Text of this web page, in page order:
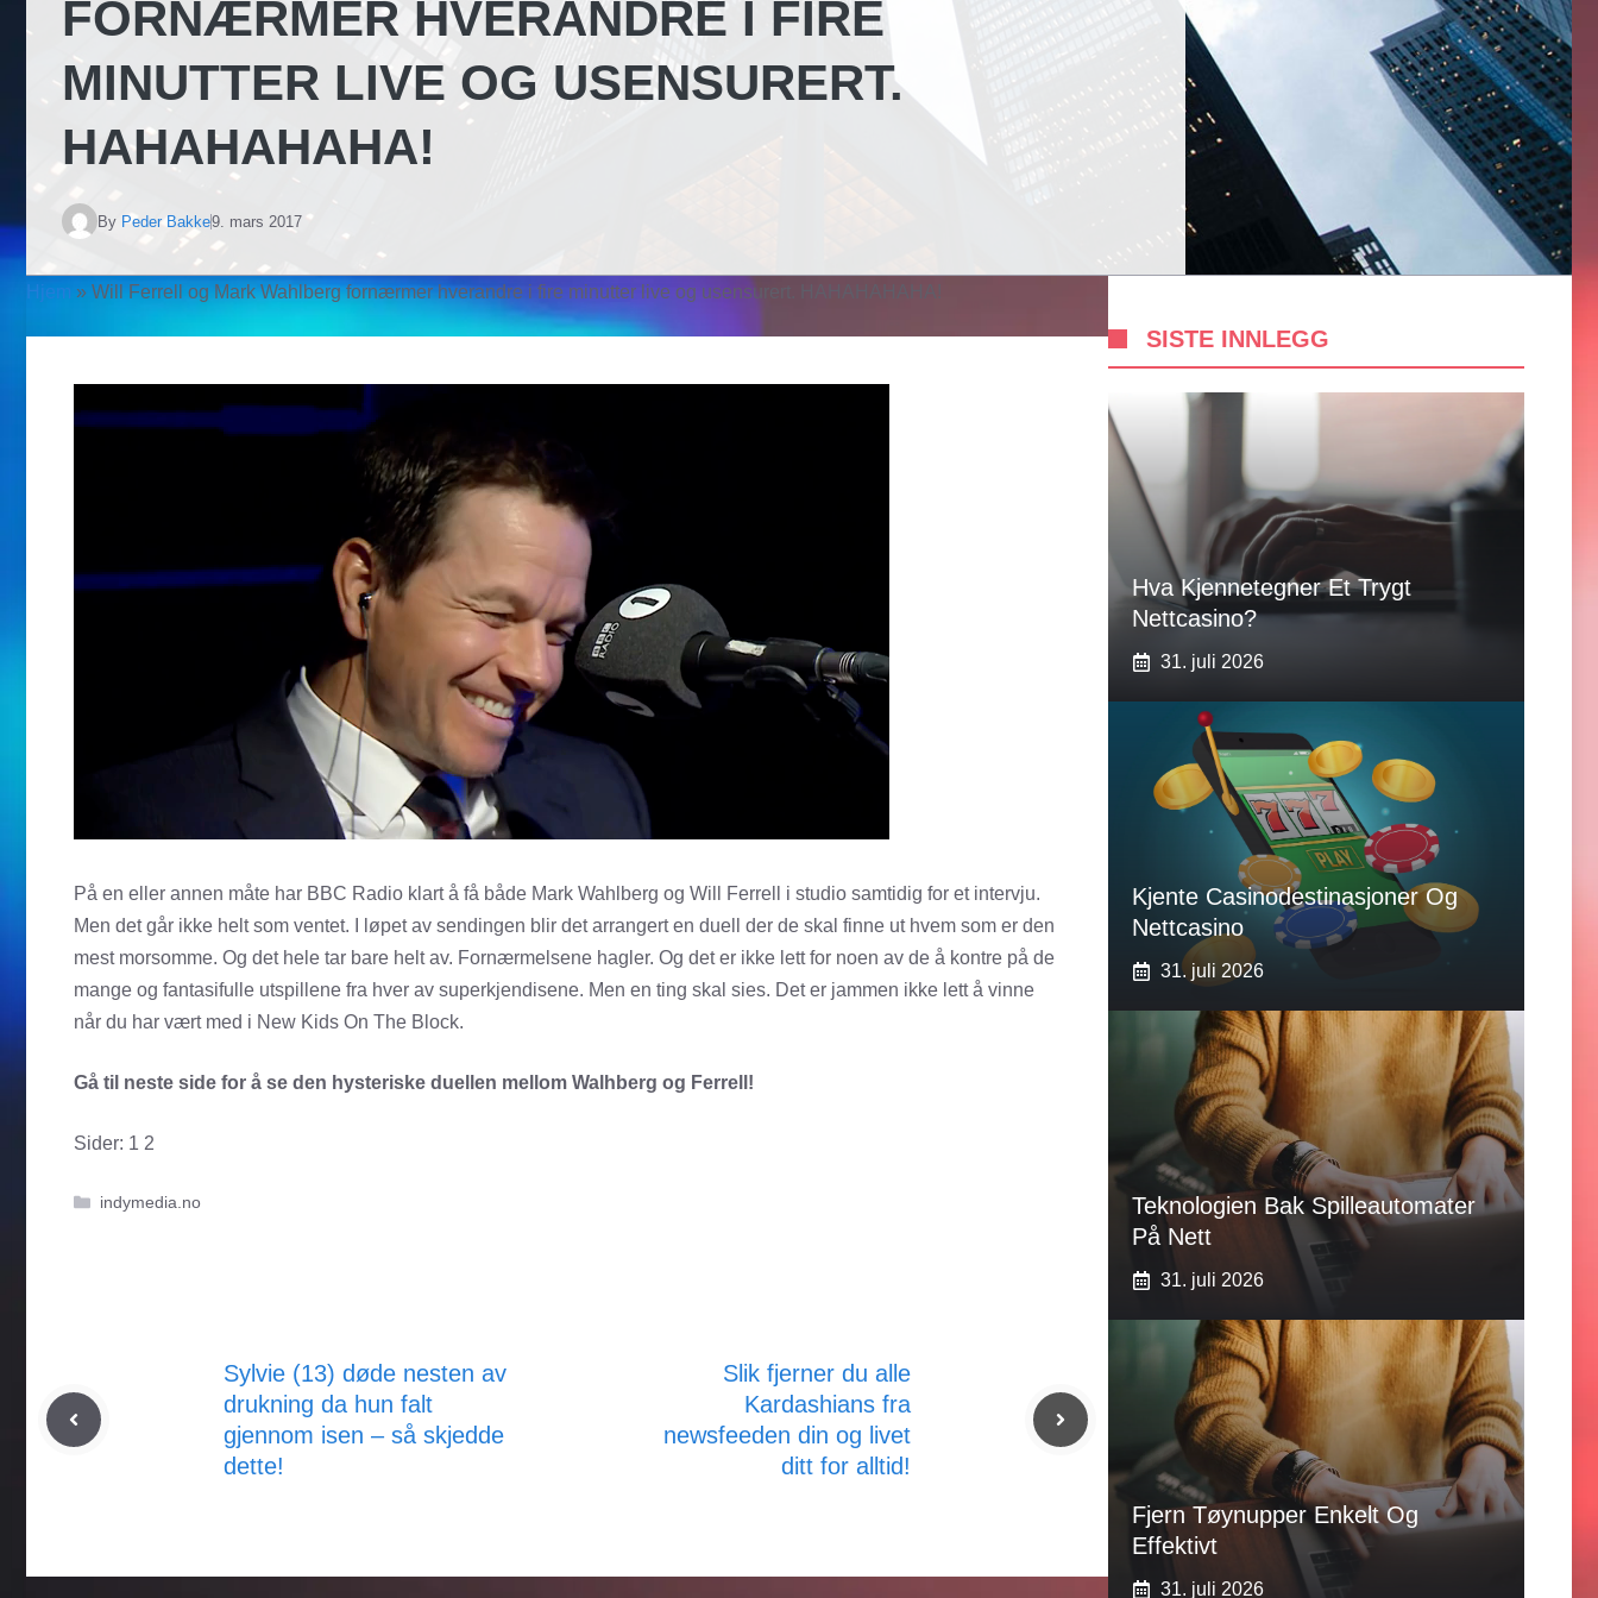
FORNÆRMER HVERANDRE I FIRE
MINUTTER LIVE OG USENSURERT.
HAHAHAHAHA!
By Peder Bakke9. mars 2017
Hjem » Will Ferrell og Mark Wahlberg fornærmer hverandre i fire minutter live og usensurert. HAHAHAHAHA!
På en eller annen måte har BBC Radio klart å få både Mark Wahlberg og Will Ferrell i studio samtidig for et intervju.
Men det går ikke helt som ventet. I løpet av sendingen blir det arrangert en duell der de skal finne ut hvem som er den
mest morsomme. Og det hele tar bare helt av. Fornærmelsene hagler. Og det er ikke lett for noen av de å kontre på de
mange og fantasifulle utspillene fra hver av superkjendisene. Men en ting skal sies. Det er jammen ikke lett å vinne
når du har vært med i New Kids On The Block.
Gå til neste side for å se den hysteriske duellen mellom Walhberg og Ferrell!
Sider: 1 2
Kategorier
indymedia.no
Sylvie (13) døde nesten av
drukning da hun falt
gjennom isen – så skjedde
dette!
Slik fjerner du alle
Kardashians fra
newsfeeden din og livet
ditt for alltid!
SISTE INNLEGG
Hva Kjennetegner Et Trygt
Nettcasino?
31. juli 2026
Kjente Casinodestinasjoner Og
Nettcasino
31. juli 2026
Teknologien Bak Spilleautomater
På Nett
31. juli 2026
Fjern Tøynupper Enkelt Og
Effektivt
31. juli 2026